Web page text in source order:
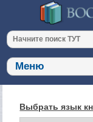
Выбрать язык